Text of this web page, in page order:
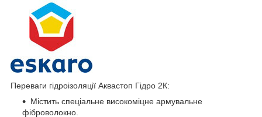
Переваги гідроізоляції Аквастоп Гідро 2К:
Містить спеціальне високоміцне армувальне
фіброволокно.